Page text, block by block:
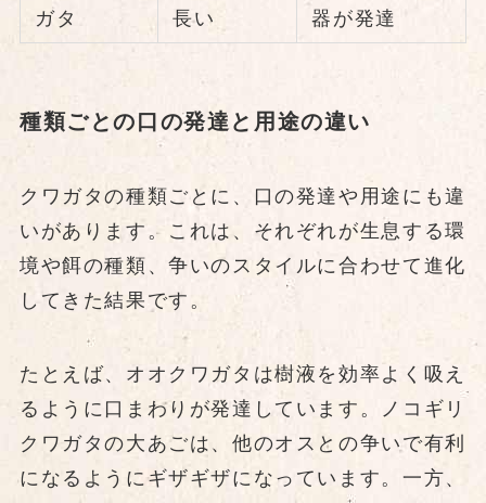
ガタ
長い
器が発達
種類ごとの口の発達と用途の違い
クワガタの種類ごとに、口の発達や用途にも違
いがあります。これは、それぞれが生息する環
境や餌の種類、争いのスタイルに合わせて進化
してきた結果です。
たとえば、オオクワガタは樹液を効率よく吸え
るように口まわりが発達しています。ノコギリ
クワガタの大あごは、他のオスとの争いで有利
になるようにギザギザになっています。一方、